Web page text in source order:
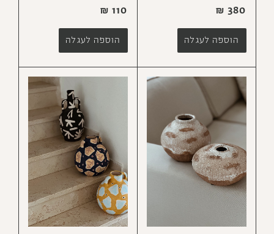
₪ 380
הוספה לעגלה
₪ 110
הוספה לעגלה